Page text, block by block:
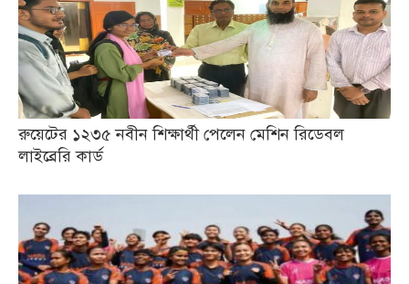
রুয়েটের ১২৩৫ নবীন শিক্ষার্থী পেলেন মেশিন রিডেবল
লাইব্রেরি কার্ড